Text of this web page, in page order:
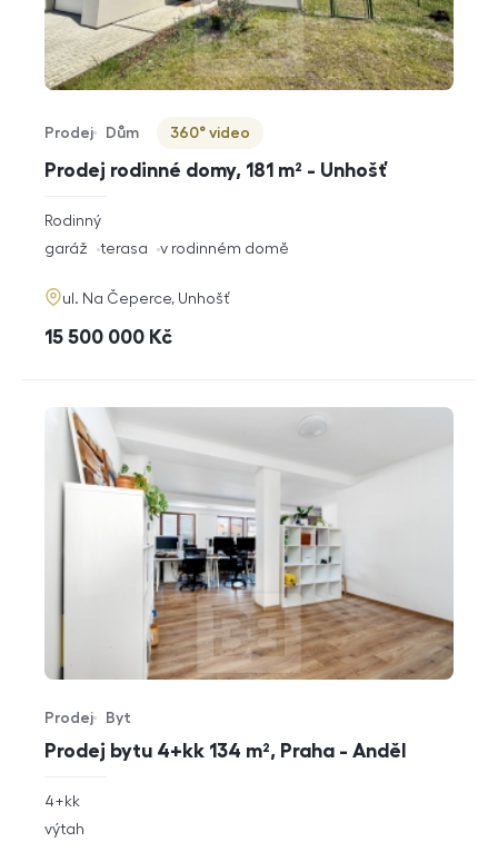
Prodej rodinné domy, 181 m² - Unhošť
Typ nabídky
Prodej
Typ nemovitosti
Dům
Virtuální prohlídka
360° video
rozměry
dispozice
Rodinný
funkce
garáž terasa v rodinném domě
adresa
ul. Na Čeperce, Unhošť
cena
15 500 000 Kč
Prodej bytu 4+kk 134 m², Praha - Anděl
Typ nabídky
Prodej
Typ nemovitosti
Byt
rozměry
4+kk
funkce
výtah